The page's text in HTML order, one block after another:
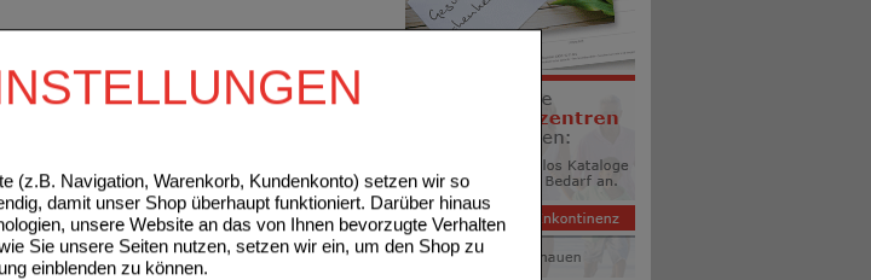
(z.B. Navigation, Warenkorb, Kundenkonto) setzen wir so
damit unser Shop überhaupt funktioniert. Darüber hinaus
unsere Website an das von Ihnen bevorzugte Verhalten
Sie unsere Seiten nutzen, setzen wir ein, um den Shop zu
einblenden zu können.